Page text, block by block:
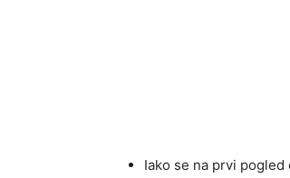
Iako se na prvi